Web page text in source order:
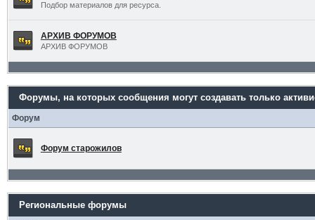
Подбор материалов для ресурса.
АРХИВ ФОРУМОВ
АРХИВ ФОРУМОВ
Форумы, на которых сообщения могут создавать только
Форум
Форум старожилов
Региональные форумы